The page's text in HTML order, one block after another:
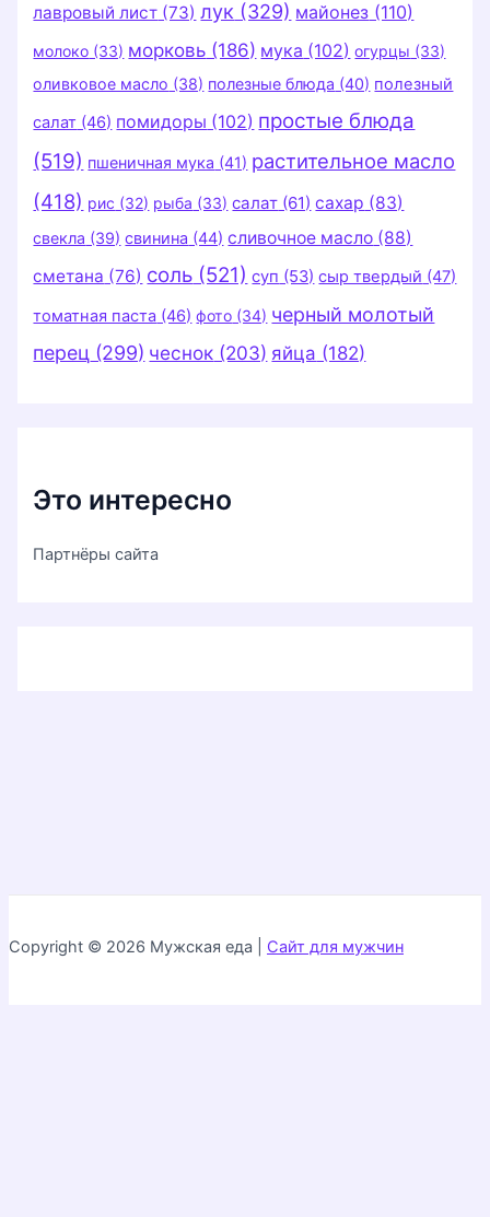
лавровый лист (73) лук (329) майонез (110)
молоко (33) морковь (186) мука (102) огурцы (33)
оливковое масло (38) полезные блюда (40) полезный
салат (46) помидоры (102) простые блюда
(519) пшеничная мука (41) растительное масло
(418) рис (32) рыба (33) салат (61) сахар (83)
свекла (39) свинина (44) сливочное масло (88)
сметана (76) соль (521) суп (53) сыр твердый (47)
томатная паста (46) фото (34) черный молотый
перец (299) чеснок (203) яйца (182)
Это интересно
Партнёры сайта
Copyright © 2026 Мужская еда | Сайт для мужчин